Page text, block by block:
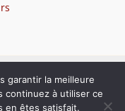
de France
garantir la meilleure
continuez à utiliser ce
en êtes satisfait.